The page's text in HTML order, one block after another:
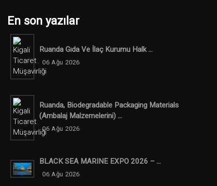
En son yazılar
Ruanda Gıda Ve İlaç Kurumu Halk ...
06 Ağu 2026
Ruanda, Biodegradable Packaging Materials
(ambalaj Malzemelerini) ...
06 Ağu 2026
BLACK SEA MARINE EXPO 2026 – ...
06 Ağu 2026